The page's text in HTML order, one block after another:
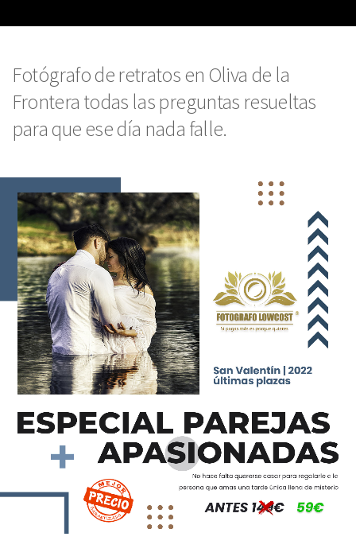
Fotógrafo de retratos en Oliva de la
Frontera todas las preguntas resueltas
para que ese día nada falle.